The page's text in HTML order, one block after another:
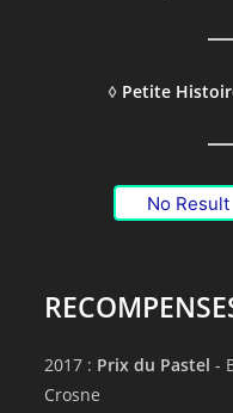
◊ Petite
No Result
2017 : Prix du Pastel -
Crosne